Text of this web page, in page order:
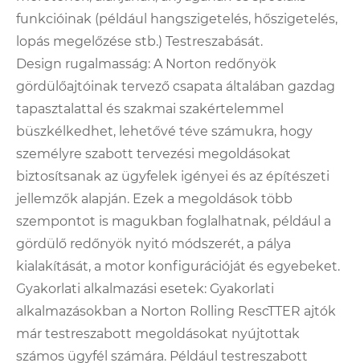
funkcióinak (például hangszigetelés, hőszigetelés,
lopás megelőzése stb.) Testreszabását.
Design rugalmasság: A Norton redőnyök
gördülőajtóinak tervező csapata általában gazdag
tapasztalattal és szakmai szakértelemmel
büszkélkedhet, lehetővé téve számukra, hogy
személyre szabott tervezési megoldásokat
biztosítsanak az ügyfelek igényei és az építészeti
jellemzők alapján. Ezek a megoldások több
szempontot is magukban foglalhatnak, például a
gördülő redőnyök nyitó módszerét, a pálya
kialakítását, a motor konfigurációját és egyebeket.
Gyakorlati alkalmazási esetek: Gyakorlati
alkalmazásokban a Norton Rolling RescTTER ajtók
már testreszabott megoldásokat nyújtottak
számos ügyfél számára. Például testreszabott